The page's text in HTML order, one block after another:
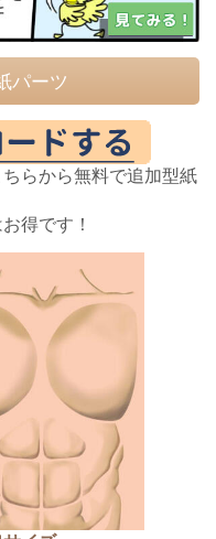
パーツ
らから無料で追加型紙
得です！